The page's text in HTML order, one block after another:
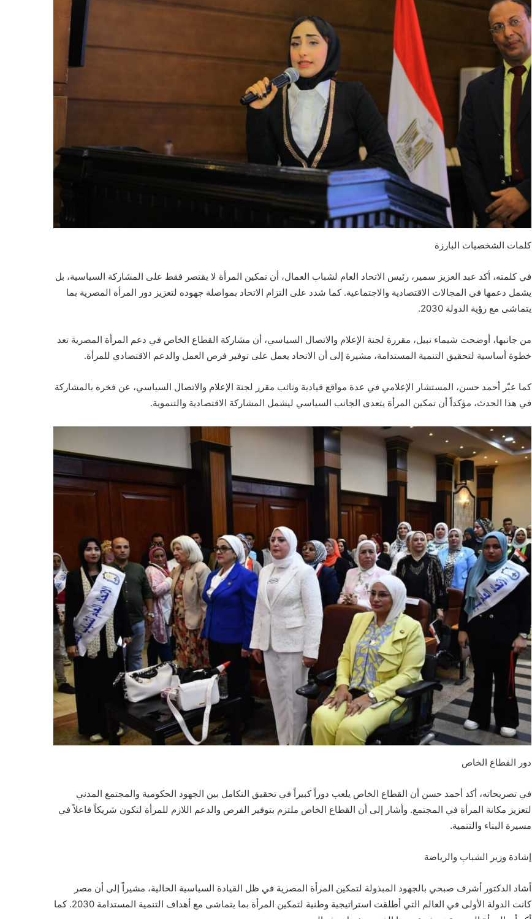
كلمات الشخصيات البارزة
في كلمته، أكد عبد العزيز سمير، رئيس الاتحاد العام لشباب العمال، أن تمكين المرأة لا يقتصر فقط على المشاركة السياسية، بل
يشمل دعمها في المجالات الاقتصادية والاجتماعية. كما شدد على التزام الاتحاد بمواصلة جهوده لتعزيز دور المرأة المصرية بما
يتماشى مع رؤية الدولة 2030.
من جانبها، أوضحت شيماء نبيل، مقررة لجنة الإعلام والاتصال السياسي، أن مشاركة القطاع الخاص في دعم المرأة المصرية تعد
خطوة أساسية لتحقيق التنمية المستدامة، مشيرة إلى أن الاتحاد يعمل على توفير فرص العمل والدعم الاقتصادي للمرأة.
كما عبّر أحمد حسن، المستشار الإعلامي في عدة مواقع قيادية ونائب مقرر لجنة الإعلام والاتصال السياسي، عن فخره بالمشاركة
في هذا الحدث، مؤكداً أن تمكين المرأة يتعدى الجانب السياسي ليشمل المشاركة الاقتصادية والتنموية.
دور القطاع الخاص
في تصريحاته، أكد أحمد حسن أن القطاع الخاص يلعب دوراً كبيراً في تحقيق التكامل بين الجهود الحكومية والمجتمع المدني
لتعزيز مكانة المرأة في المجتمع. وأشار إلى أن القطاع الخاص ملتزم بتوفير الفرص والدعم اللازم للمرأة لتكون شريكاً فاعلاً في
مسيرة البناء والتنمية.
إشادة وزير الشباب والرياضة
أشاد الدكتور أشرف صبحي بالجهود المبذولة لتمكين المرأة المصرية في ظل القيادة السياسية الحالية، مشيراً إلى أن مصر
كانت الدولة الأولى في العالم التي أطلقت استراتيجية وطنية لتمكين المرأة بما يتماشى مع أهداف التنمية المستدامة 2030. كما